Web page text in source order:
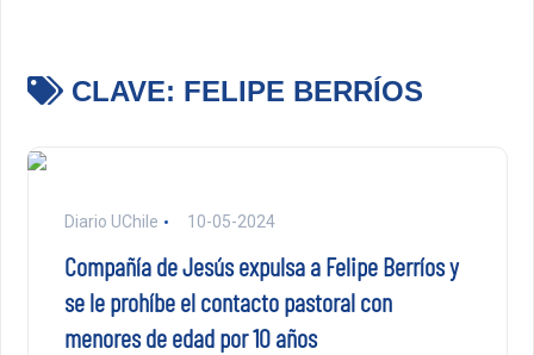
CLAVE: FELIPE BERRÍOS
Diario UChile 10-05-2024
Compañía de Jesús expulsa a Felipe Berríos y
se le prohíbe el contacto pastoral con
menores de edad por 10 años